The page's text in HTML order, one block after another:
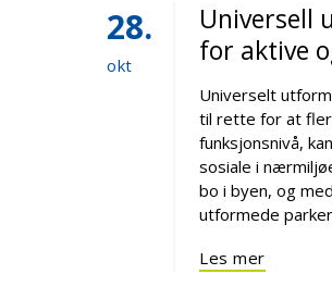
28
okt
Universell
for aktive
Universelt
til rette for at
funksjonsnivå,
sosiale i
bo i byen, og
utformede
Les mer